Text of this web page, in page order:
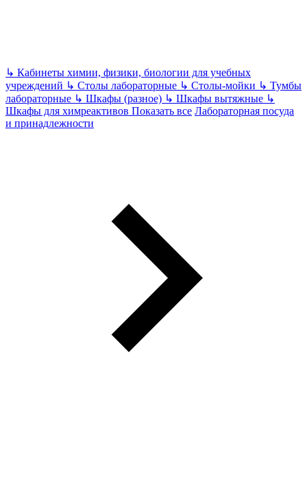
↳ Кабинеты химии, физики, биологии для учебных
учреждений ↳ Столы лабораторные ↳ Столы-мойки ↳ Тумбы
лабораторные ↳ Шкафы (разное) ↳ Шкафы вытяжные ↳
Шкафы для химреактивов Показать все Лабораторная посуда
и принадлежности